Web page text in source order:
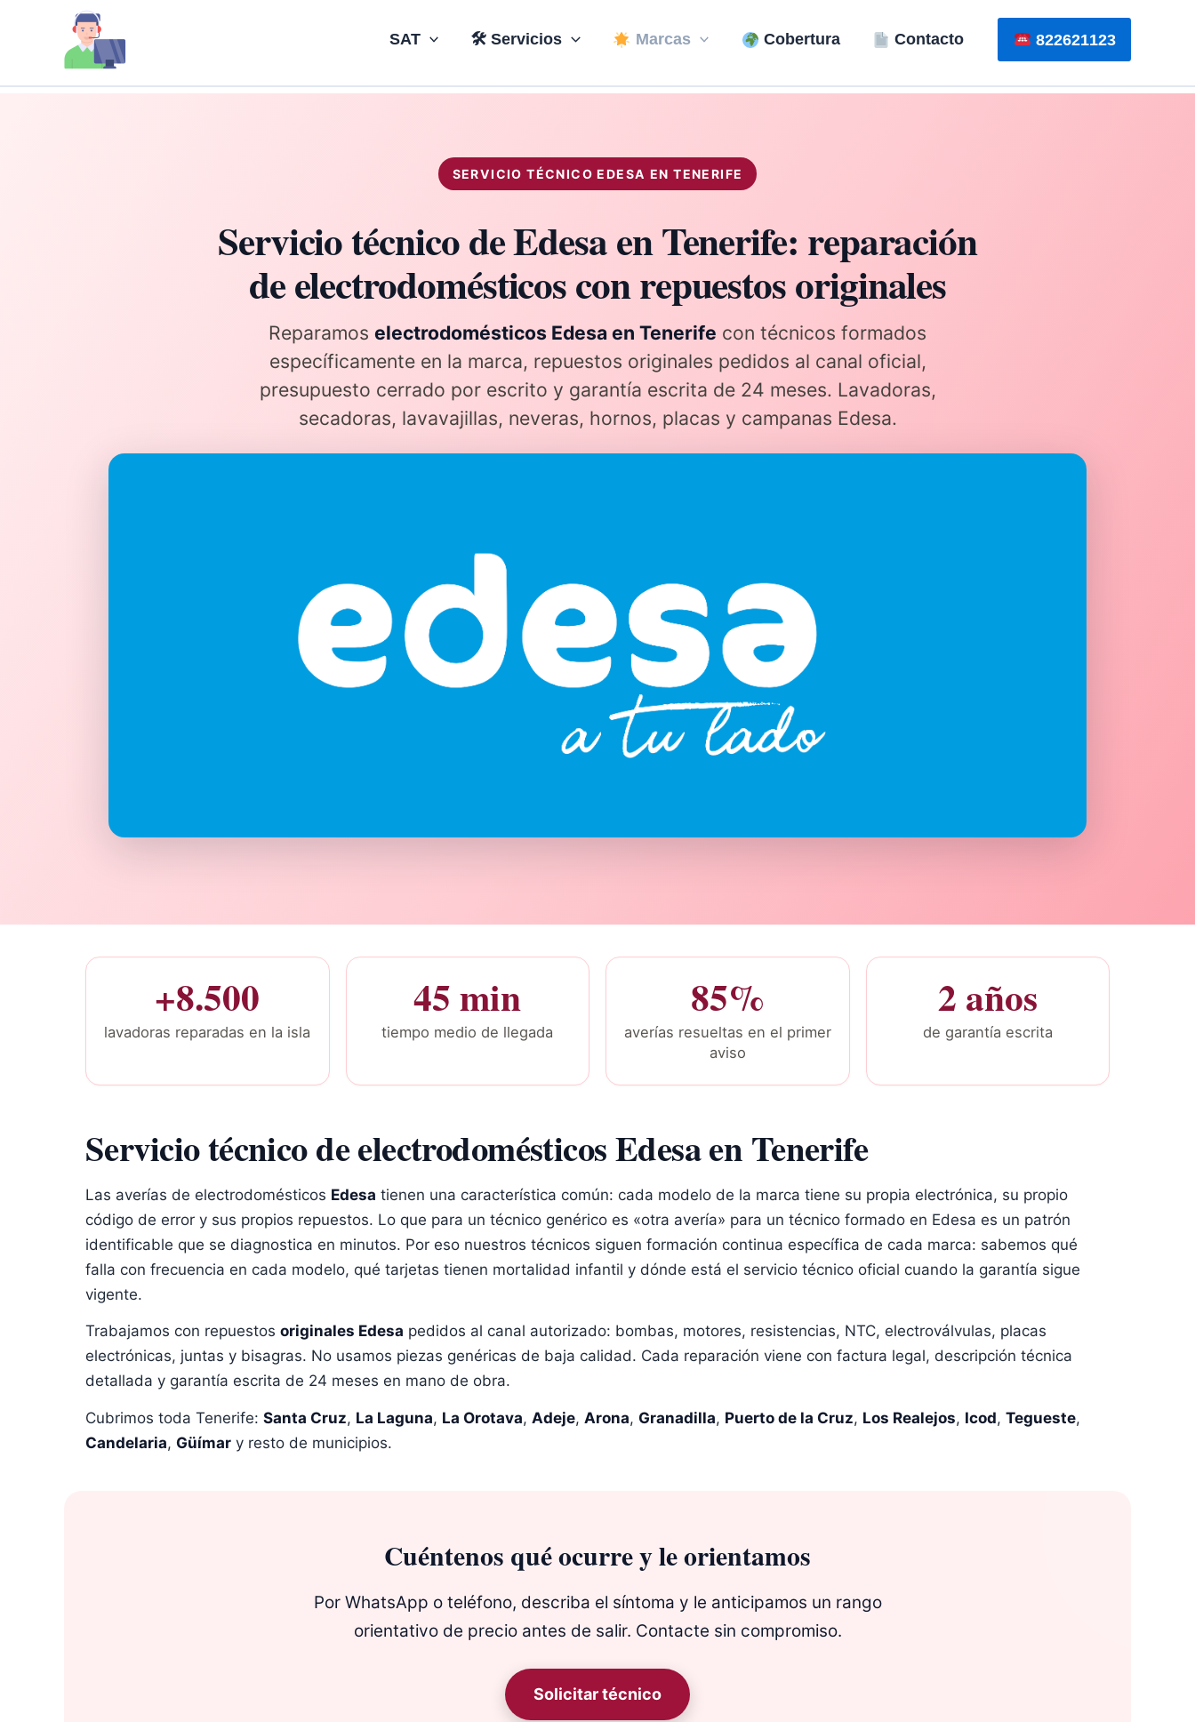
contenido
SAT 🛠 Servicios Marcas Cobertura Contacto 822621123
SERVICIO TÉCNICO EDESA EN TENERIFE
Servicio técnico de Edesa en Tenerife: reparación
de electrodomésticos con repuestos originales
Reparamoselectrodomésticos Edesa en Tenerifecon técnicos formados
específicamente en la marca, repuestos originales pedidos al canal oficial,
presupuesto cerrado por escrito y garantía escrita de 24 meses. Lavadoras,
secadoras, lavavajillas, neveras, hornos, placas y campanas Edesa.
+8.500
lavadoras reparadas en la isla
45 min
tiempo medio de llegada
85%
averías resueltas en el primer
aviso
2 años
de garantía escrita
Servicio técnico de electrodomésticos Edesa en Tenerife
Las averías de electrodomésticosEdesatienen una característica común: cada modelo de la marca tiene su propia electrónica, su propio
código de error y sus propios repuestos. Lo que para un técnico genérico es «otra avería» para un técnico formado en Edesa es un patrón
identificable que se diagnostica en minutos. Por eso nuestros técnicos siguen formación continua específica de cada marca: sabemos qué
falla con frecuencia en cada modelo, qué tarjetas tienen mortalidad infantil y dónde está el servicio técnico oficial cuando la garantía sigue
vigente.
Trabajamos con repuestosoriginales Edesapedidos al canal autorizado: bombas, motores, resistencias, NTC, electroválvulas, placas
electrónicas, juntas y bisagras. No usamos piezas genéricas de baja calidad. Cada reparación viene con factura legal, descripción técnica
detallada y garantía escrita de 24 meses en mano de obra.
Cubrimos toda Tenerife:Santa Cruz,La Laguna,La Orotava,Adeje,Arona,Granadilla,Puerto de la Cruz,Los Realejos,Icod,Tegueste,
Candelaria,Güímary resto de municipios.
Cuéntenos qué ocurre y le orientamos
Por WhatsApp o teléfono, describa el síntoma y le anticipamos un rango
orientativo de precio antes de salir. Contacte sin compromiso.
Solicitar técnico